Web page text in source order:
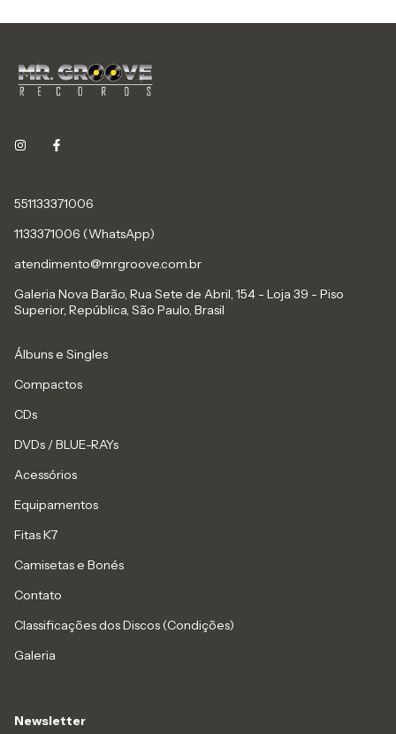
551133371006
1133371006 (WhatsApp)
atendimento@mrgroove.com.br
Galeria Nova Barão, Rua Sete de Abril, 154 - Loja 39 - Piso
Superior, República, São Paulo, Brasil
Álbuns e Singles
Compactos
CDs
DVDs / BLUE-RAYs
Acessórios
Equipamentos
Fitas K7
Camisetas e Bonés
Contato
Classificações dos Discos (Condições)
Galeria
Newsletter